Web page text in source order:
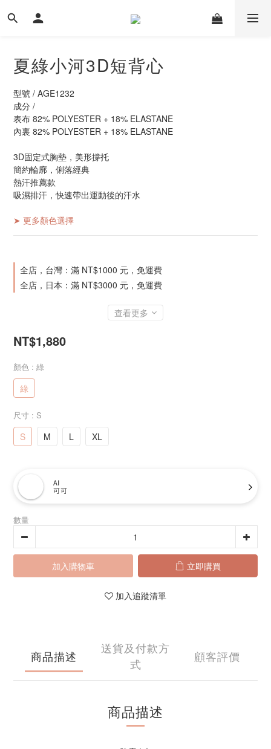
夏綠小河3D短背心
型號 / AGE1232
成分 /
表布 82% POLYESTER + 18% ELASTANE
內裏 82% POLYESTER + 18% ELASTANE
3D固定式胸墊，美形撐托
簡約輪廓，俐落經典
熱汗推薦款
吸濕排汗，快速帶出運動後的汗水
➤ 更多顏色選擇
全店，台灣：滿 NT$1000 元，免運費
全店，日本：滿 NT$3000 元，免運費
查看更多
NT$1,880
顏色 : 綠
綠
尺寸 : S
S M L XL
AI
可可
數量
加入購物車 立即購買
加入追蹤清單
商品描述
送貨及付款方
式
顧客評價
商品描述